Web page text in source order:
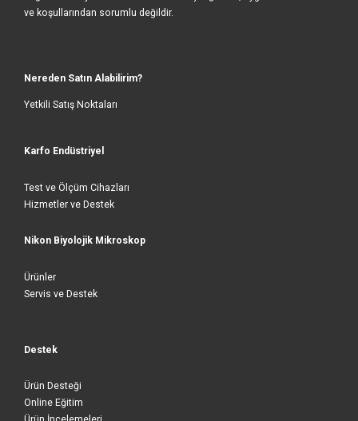
ve koşullarından sorumlu değildir.
Nereden Satın Alabilirim?
Yetkili Satış Noktaları
Karfo Endüstriyel
Test ve Ölçüm Cihazları
Hizmetler ve Destek
Nikon Biyolojik Mikroskop
Ürünler
Servis ve Destek
Destek
Ürün Desteği
Online Eğitim